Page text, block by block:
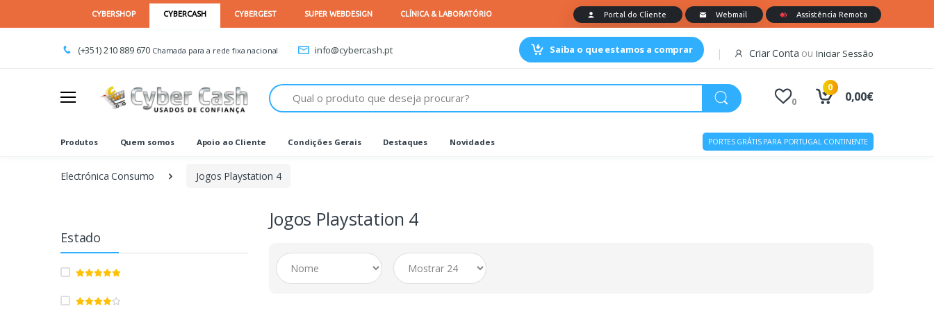
(+351) 210 889 670 Chamada para a rede fixa nacional info@cybercash.pt Saiba o que estamos a comprar Criar Conta ouIniciar Sessão
Procurar
0
0
0,00€
Produtos Quem somos Apoio ao Cliente Condições Gerais Destaques Novidades PORTES GRÁTIS PARA PORTUGAL CONTINENTE
Electrónica Consumo Jogos Playstation 4
Estado
Jogos Playstation 4